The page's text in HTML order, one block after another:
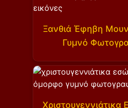
Ξανθιά Έφηβη
Γυμνό